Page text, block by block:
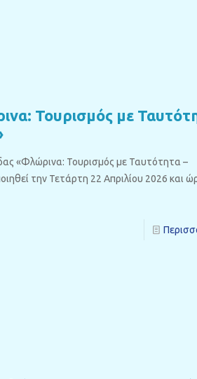
Τουρισμός με
«Φλώρινα: Τουρισμός με Ταυτότητα –
την Τετάρτη 22 Απριλίου 2026 και